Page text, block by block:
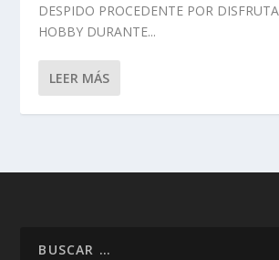
DESPIDO PROCEDENTE POR
HOBBY DURANTE...
LEER MÁS